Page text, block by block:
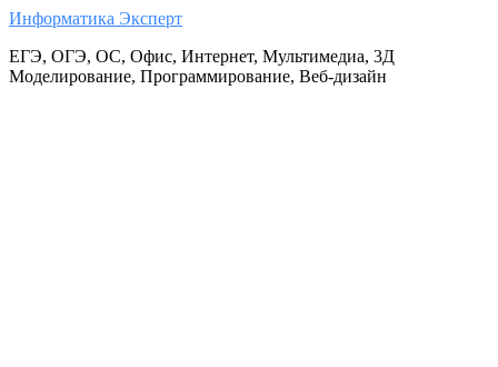
Информатика Эксперт
ЕГЭ, ОГЭ, ОС, Офис, Интернет, Мультимедиа, 3Д
Моделирование, Программирование, Веб-дизайн